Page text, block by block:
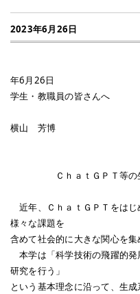
2023年6月26日
令
年6月26日
学生・教職員の皆さんへ
副学長・
横山 芳博
ＣｈａｔＧＰＴ等の生成
近年、ＣｈａｔＧＰＴをはじ
様々な課題を
含めて社会的に大きな関心を集
本学は「科学技術の飛躍的発
研究を行う」
という基本理念に沿って、生